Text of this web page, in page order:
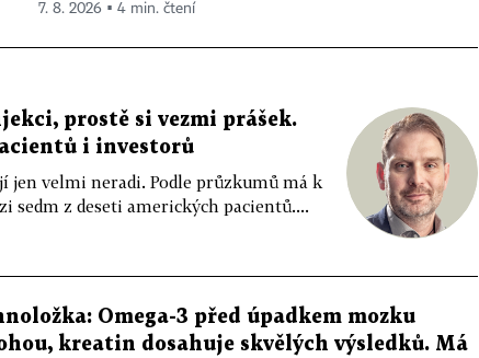
7. 8. 2026 ▪ 4 min. čtení
prostě si vezmi prášek.
i investorů
jen velmi neradi. Podle průzkumů má k
sedm z deseti amerických pacientů....
Omega-3 před úpadkem mozku
kreatin dosahuje skvělých výsledků. Má